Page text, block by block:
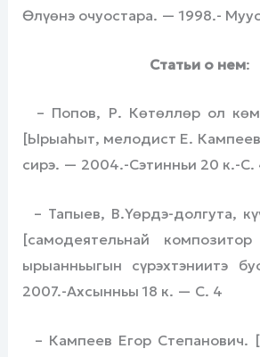
Өлүөнэ очуостара. — 1998.-
Статьи о нем:
– Попов, Р. Көтөллөр ол
[Ырыаһыт, мелодист Е.
сирэ. — 2004.-Сэтинньи 20 к.-С.
– Тапыев, В.Үөрдэ-долгута,
[самодеятельнай
ырыанньыгын сүрэхтэниитэ
2007.-Ахсынньы 18 к. — С. 4
– Кампеев Егор Степанович.